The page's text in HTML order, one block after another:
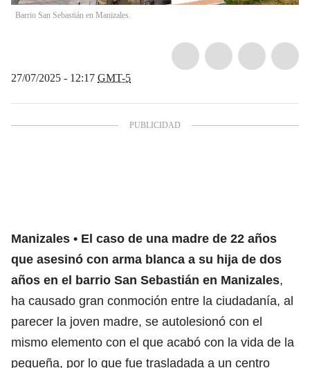
Barrio San Sebastián en Manizales.
27/07/2025 - 12:17 GMT-5
Manizales
El caso de una madre de 22 años
que asesinó con arma blanca a su hija de dos
años en el barrio San Sebastián en Manizales,
ha causado gran conmoción entre la ciudadanía, al
parecer la joven madre, se autolesionó con el
mismo elemento con el que acabó con la vida de la
pequeña, por lo que fue trasladada a un centro